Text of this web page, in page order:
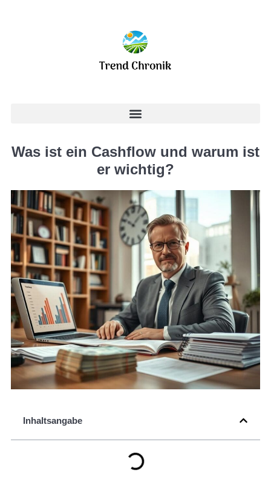
Was ist ein Cashflow und warum ist
er wichtig?
Inhaltsangabe